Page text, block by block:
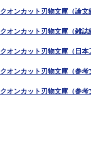
クオンカット刃物文庫（論文
クオンカット刃物文庫（雑誌
クオンカット刃物文庫（日本
クオンカット刃物文庫（参
クオンカット刃物文庫（参